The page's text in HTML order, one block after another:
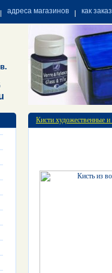
адреса магазинов как
Кисти художественные